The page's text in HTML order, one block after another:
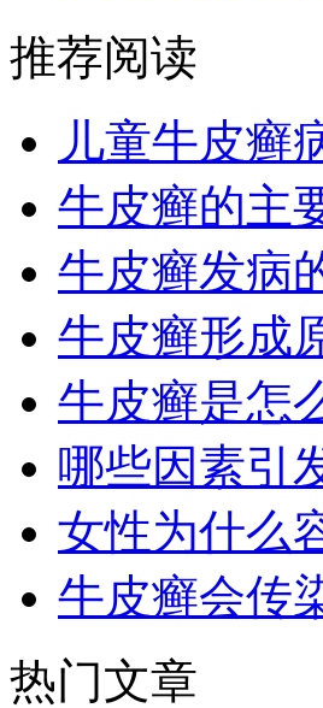
推荐阅读
儿童牛皮癣
牛皮癣的主
牛皮癣发病
牛皮癣形成
牛皮癣是怎
哪些因素引
女性为什么
牛皮癣会传
热门文章